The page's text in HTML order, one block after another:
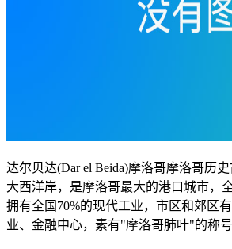
达尔贝达(Dar el Beida)摩洛哥摩洛哥历
大西洋岸，是摩洛哥最大的港口城市，
拥有全国70%的现代工业，市区和郊区
业、金融中心，素有"摩洛哥肺叶"的称号